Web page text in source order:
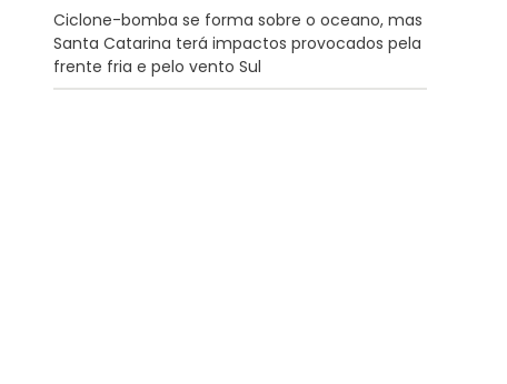
Ciclone-bomba se forma sobre o oceano, mas
Santa Catarina terá impactos provocados pela
frente fria e pelo vento Sul